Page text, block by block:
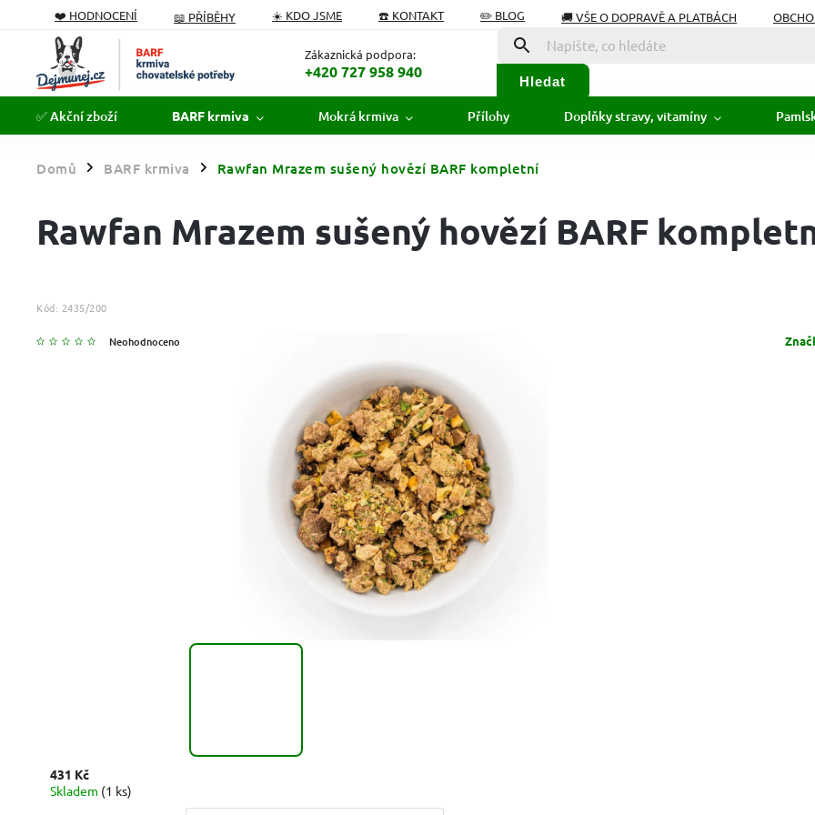
❤️ HODNOCENÍ 📖 PŘÍBĚHY ☀️ KDO JSME ☎️ KONTAKT ✏️ BLOG 🚚 VŠE O DOPRAVĚ A PLATBÁCH
PODÁVÁME POMOCNOU TLAPKU
SLOVNÍK POJMŮ
Zákaznická podpora:
+420 727 958 940
Hledat
✅ Akční zboží BARF krmiva Mokrá krmiva Přílohy Doplňky stravy, vitamíny
Domů / BARF krmiva / Rawfan Mrazem sušený hovězí BARF kompletní
Rawfan Mrazem sušený hovězí BARF
Kód: 2435/200
Neohodnoceno
431 Kč
Skladem (1 ks)